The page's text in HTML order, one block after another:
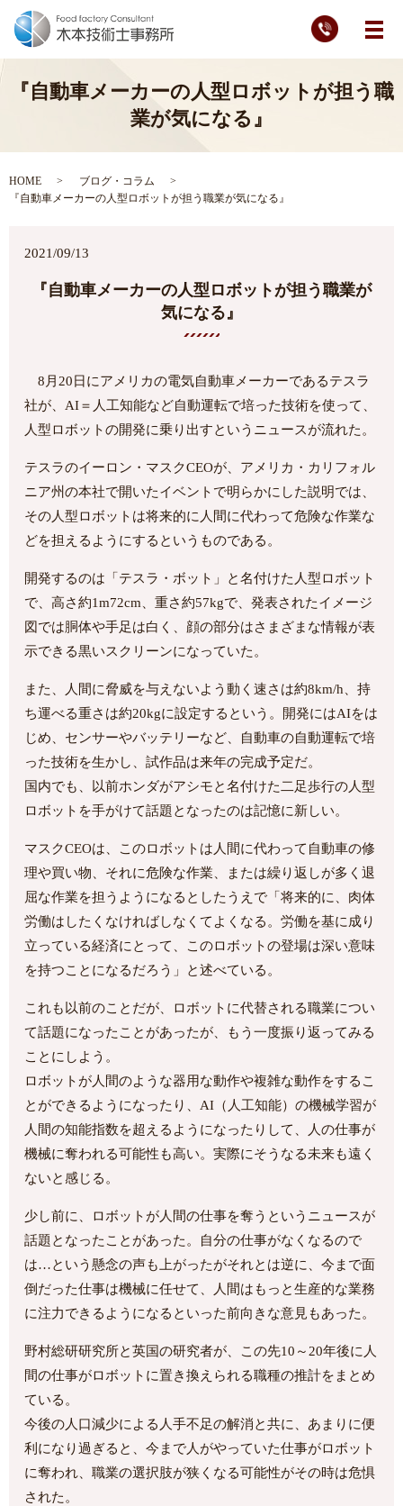
メ
『自動車メーカーの人型ロボットが担う職
業が気になる』
HOME
ブログ・コラム
『自動車メーカーの人型ロボットが担う職業が気になる』
2021/09/13
『自動車メーカーの人型ロボットが担う職業が
気になる』
8月20日にアメリカの電気自動車メーカーであるテスラ
社が、AI＝人工知能など自動運転で培った技術を使って、
人型ロボットの開発に乗り出すというニュースが流れた。
テスラのイーロン・マスクCEOが、アメリカ・カリフォル
ニア州の本社で開いたイベントで明らかにした説明では、
その人型ロボットは将来的に人間に代わって危険な作業な
どを担えるようにするというものである。
開発するのは「テスラ・ボット」と名付けた人型ロボット
で、高さ約1m72cm、重さ約57kgで、発表されたイメージ
図では胴体や手足は白く、顔の部分はさまざまな情報が表
示できる黒いスクリーンになっていた。
また、人間に脅威を与えないよう動く速さは約8km/h、持
ち運べる重さは約20kgに設定するという。開発にはAIをは
じめ、センサーやバッテリーなど、自動車の自動運転で培
った技術を生かし、試作品は来年の完成予定だ。
国内でも、以前ホンダがアシモと名付けた二足歩行の人型
ロボットを手がけて話題となったのは記憶に新しい。
マスクCEOは、このロボットは人間に代わって自動車の修
理や買い物、それに危険な作業、または繰り返しが多く退
屈な作業を担うようになるとしたうえで「将来的に、肉体
労働はしたくなければしなくてよくなる。労働を基に成り
立っている経済にとって、このロボットの登場は深い意味
を持つことになるだろう」と述べている。
これも以前のことだが、ロボットに代替される職業につい
て話題になったことがあったが、もう一度振り返ってみる
ことにしよう。
ロボットが人間のような器用な動作や複雑な動作をするこ
とができるようになったり、AI（人工知能）の機械学習が
人間の知能指数を超えるようになったりして、人の仕事が
機械に奪われる可能性も高い。実際にそうなる未来も遠く
ないと感じる。
少し前に、ロボットが人間の仕事を奪うというニュースが
話題となったことがあった。自分の仕事がなくなるので
は…という懸念の声も上がったがそれとは逆に、今まで面
倒だった仕事は機械に任せて、人間はもっと生産的な業務
に注力できるようになるといった前向きな意見もあった。
野村総研研究所と英国の研究者が、この先10～20年後に人
間の仕事がロボットに置き換えられる職種の推計をまとめ
ている。
今後の人口減少による人手不足の解消と共に、あまりに便
利になり過ぎると、今まで人がやっていた仕事がロボット
に奪われ、職業の選択肢が狭くなる可能性がその時は危惧
された。